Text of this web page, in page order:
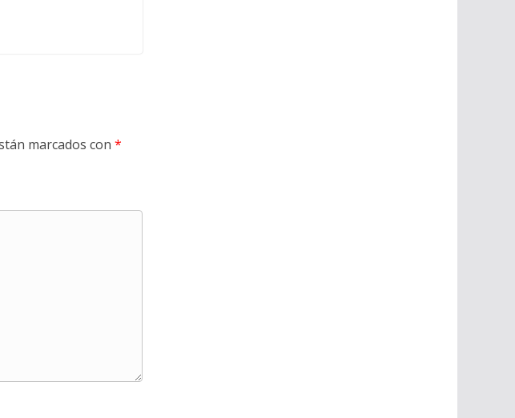
marcados con *